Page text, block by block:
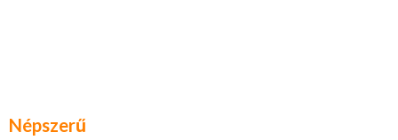
Népszerű